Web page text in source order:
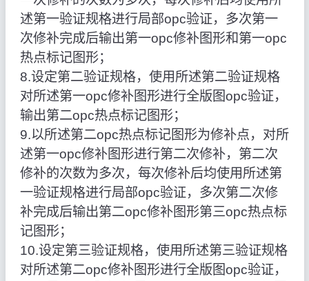
述第一验证规格进行局部opc验证，多次第一
次修补完成后输出第一opc修补图形和第一opc
热点标记图形；
8.设定第二验证规格，使用所述第二验证规格
对所述第一opc修补图形进行全版图opc验证，
输出第二opc热点标记图形；
9.以所述第二opc热点标记图形为修补点，对所
述第一opc修补图形进行第二次修补，第二次
修补的次数为多次，每次修补后均使用所述第
一验证规格进行局部opc验证，多次第二次修
补完成后输出第二opc修补图形第三opc热点标
记图形；
10.设定第三验证规格，使用所述第三验证规格
对所述第二opc修补图形进行全版图opc验证，